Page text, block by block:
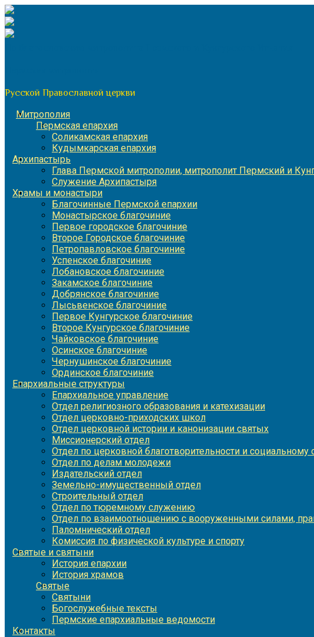
Перейти
к
содержимому
Русской Православной церкви
Митрополия
Пермская епархия
Соликамская епархия
Кудымкарская епархия
Архипастырь
Глава Пермской митрополии, митрополит Пермский и
Служение Архипастыря
Храмы и монастыри
Благочинные Пермской епархии
Монастырское благочиние
Первое городское благочиние
Второе Городское благочиние
Петропавловское благочиние
Успенское благочиние
Лобановское благочиние
Закамское благочиние
Добрянское благочиние
Лысьвенское благочиние
Первое Кунгурское благочиние
Второе Кунгурское благочиние
Чайковское благочиние
Осинское благочиние
Чернушинское благочиние
Ординское благочиние
Епархиальные структуры
Епархиальное управление
Отдел религиозного образования и катехизации
Отдел церковно-приходских школ
Отдел церковной истории и канонизации святых
Миссионерский отдел
Отдел по церковной благотворительности и
Отдел по делам молодежи
Издательский отдел
Земельно-имущественный отдел
Строительный отдел
Отдел по тюремному служению
Отдел по взаимоотношению с вооруженными силами,
Паломнический отдел
Комиссия по физической культуре и спорту
Святые и святыни
История епархии
История храмов
Святые
Святыни
Богослужебные тексты
Пермские епархиальные ведомости
Контакты